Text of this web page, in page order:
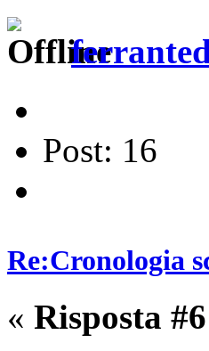
Post: 16
Re:Cronologia
« Risposta